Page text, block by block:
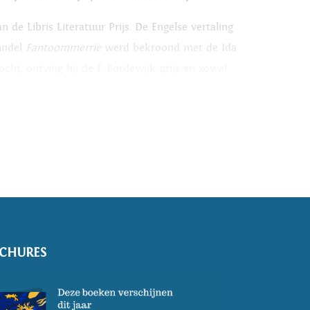
Libris Literatuur Prijs. De Engelse vertaling
Fantoommerrie werd bekroond met de Ida